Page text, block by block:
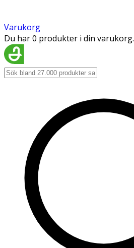
Varukorg
Du har 0 produkter i din varukorg.